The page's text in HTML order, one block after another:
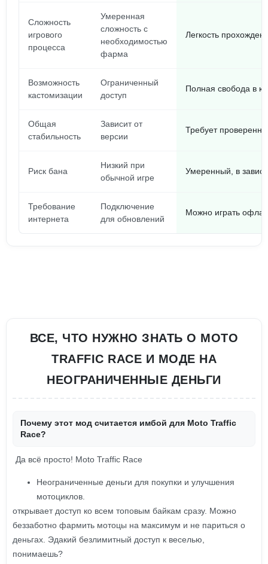
Сложность
игрового
процесса
Умеренная
сложность с
необходимостью
фарма
Легкость
Возможность
кастомизации
Ограниченный
доступ
Полная свобода в
Общая
стабильность
Зависит от
версии
Требует
Риск бана
Низкий при
обычной игре
Умеренный, в
Требование
интернета
Подключение
для обновлений
Можно играть
ВСЕ, ЧТО НУЖНО ЗНАТЬ О MOTO
TRAFFIC RACE И МОДЕ НА
НЕОГРАНИЧЕННЫЕ ДЕНЬГИ
Почему этот мод считается имбой для Moto Traffic
Race?
Да всё просто! Moto Traffic Race
Неограниченные деньги для покупки и улучшения
мотоциклов.
открывает доступ ко всем топовым байкам сразу. Можно
беззаботно фармить мотоцы на максимум и не париться о
деньгах. Эдакий безлимитный доступ к веселью,
понимаешь?